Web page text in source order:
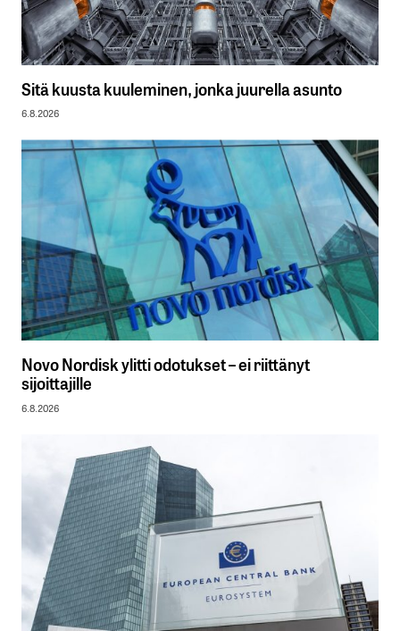
Sitä kuusta kuuleminen, jonka juurella asunto
6.8.2026
Novo Nordisk ylitti odotukset – ei riittänyt
sijoittajille
6.8.2026